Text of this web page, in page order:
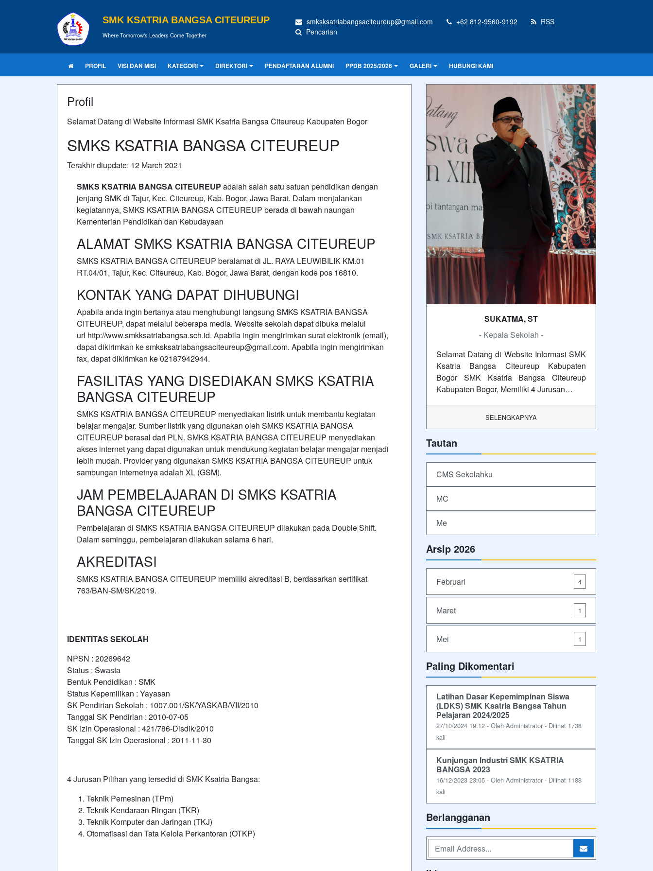
SMK KSATRIA BANGSA CITEUREUP
Where Tomorrow's Leaders Come Together
smksksatriabangsaciteureup@gmail.com +62 812-9560-9192
RSS
Pencarian
PROFIL VISI DAN MISI KATEGORI DIREKTORI PENDAFTARAN ALUMNI PPDB 2025/2026 GALERI HUBUNGI KAMI
Profil
Selamat Datang di Website Informasi SMK Ksatria Bangsa Citeureup Kabupaten Bogor
SMKS KSATRIA BANGSA CITEUREUP
Terakhir diupdate: 12 March 2021
SMKS KSATRIA BANGSA CITEUREUP adalah salah satu satuan pendidikan dengan
jenjang SMKdi Tajur, Kec. Citeureup, Kab. Bogor, Jawa Barat. Dalam menjalankan
kegiatannya, SMKS KSATRIA BANGSA CITEUREUP berada di bawah naungan
Kementerian Pendidikan dan Kebudayaan
ALAMAT SMKS KSATRIA BANGSA CITEUREUP
SMKS KSATRIA BANGSA CITEUREUP beralamat di JL. RAYA LEUWIBILIK KM.01
RT.04/01, Tajur, Kec. Citeureup, Kab. Bogor, Jawa Barat, dengan kode pos 16810.
KONTAK YANG DAPAT DIHUBUNGI
Apabila anda ingin bertanya atau menghubungi langsung SMKS KSATRIA BANGSA
CITEUREUP, dapat melalui beberapa media. Website sekolah dapat dibuka melalui
url http://www.smkksatriabangsa.sch.id. Apabila ingin mengirimkan surat elektronik (email),
dapat dikirimkan kesmksksatriabangsaciteureup@gmail.com. Apabila ingin mengirimkan
fax, dapat dikirimkan ke 02187942944.
FASILITAS YANG DISEDIAKAN SMKS KSATRIA
BANGSA CITEUREUP
SMKS KSATRIA BANGSA CITEUREUP menyediakan listrik untuk membantu kegiatan
belajar mengajar. Sumber listrik yang digunakan oleh SMKS KSATRIA BANGSA
CITEUREUP berasal dari PLN. SMKS KSATRIA BANGSA CITEUREUP menyediakan
akses internet yang dapat digunakan untuk mendukung kegiatan belajar mengajar menjadi
lebih mudah. Provider yang digunakan SMKS KSATRIA BANGSA CITEUREUP untuk
sambungan internetnya adalah XL (GSM).
JAM PEMBELAJARAN DI SMKS KSATRIA
BANGSA CITEUREUP
Pembelajaran di SMKS KSATRIA BANGSA CITEUREUP dilakukan pada Double Shift.
Dalam seminggu, pembelajaran dilakukan selama 6 hari.
AKREDITASI
SMKS KSATRIA BANGSA CITEUREUP memiliki akreditasi B, berdasarkan sertifikat
763/BAN-SM/SK/2019.
IDENTITAS SEKOLAH
NPSN : 20269642
Status : Swasta
Bentuk Pendidikan : SMK
Status Kepemilikan : Yayasan
SK Pendirian Sekolah : 1007.001/SK/YASKAB/VII/2010
Tanggal SK Pendirian : 2010-07-05
SK Izin Operasional : 421/786-Disdik/2010
Tanggal SK Izin Operasional : 2011-11-30
4 Jurusan Pilihan yang tersedid di SMK Ksatria Bangsa:
Teknik Pemesinan (TPm)
Teknik Kendaraan Ringan (TKR)
Teknik Komputer dan Jaringan (TKJ)
Otomatisasi dan Tata Kelola Perkantoran (OTKP)
SUKATMA, ST
- Kepala Sekolah -
Selamat Datang di Website Informasi SMK
Ksatria Bangsa Citeureup Kabupaten
Bogor SMK Ksatria Bangsa Citeureup
Kabupaten Bogor, Memiliki 4 Jurusan…
SELENGKAPNYA
Tautan
CMS Sekolahku
MC
Me
Arsip 2026
Februari 4
Maret 1
Mei 1
Paling Dikomentari
Latihan Dasar Kepemimpinan Siswa
(LDKS) SMK Ksatria Bangsa Tahun
Pelajaran 2024/2025
27/10/2024 19:12 - Oleh Administrator - Dilihat 1738
kali
Kunjungan Industri SMK KSATRIA
BANGSA 2023
16/12/2023 23:05 - Oleh Administrator - Dilihat 1188
kali
Berlangganan